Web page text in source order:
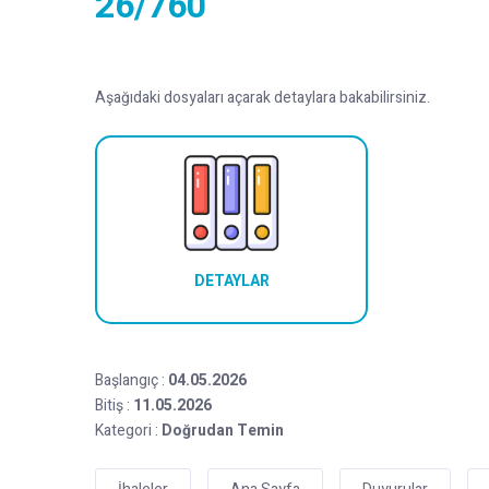
Aşağıdaki dosyaları açarak detaylara bakabilirsiniz.
DETAYLAR
Başlangıç : 04.05.2026
Bitiş : 11.05.2026
Kategori : Doğrudan Temin